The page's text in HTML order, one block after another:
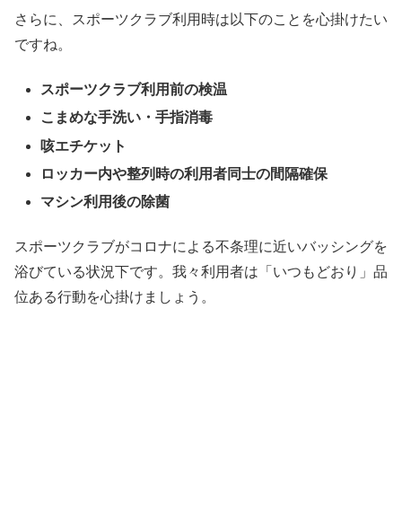
さらに、スポーツクラブ利用時は以下のことを心掛けたい
ですね。
スポーツクラブ利用前の検温
こまめな手洗い・手指消毒
咳エチケット
ロッカー内や整列時の利用者同士の間隔確保
マシン利用後の除菌
スポーツクラブがコロナによる不条理に近いバッシングを
浴びている状況下です。我々利用者は「いつもどおり」品
位ある行動を心掛けましょう。